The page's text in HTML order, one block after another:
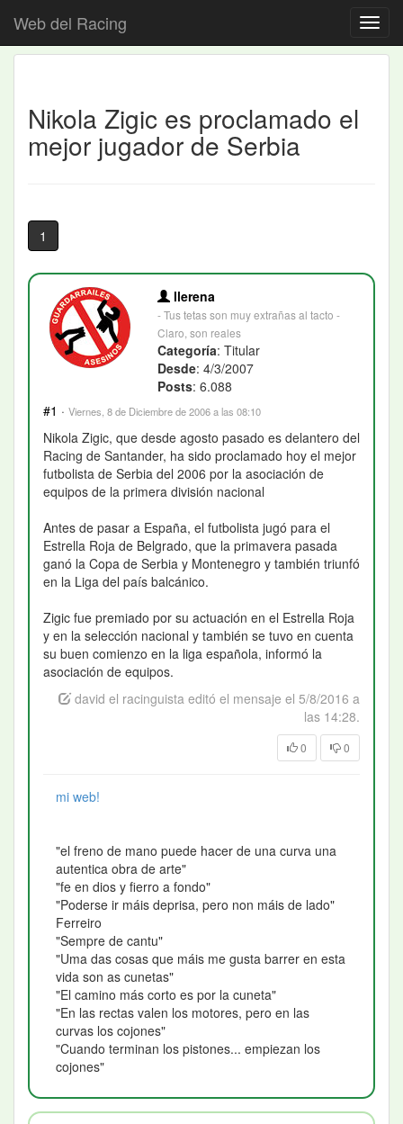
Web del Racing
Nikola Zigic es proclamado el
mejor jugador de Serbia
1
llerena
- Tus tetas son muy extrañas al tacto -
Claro, son reales
Categoría: Titular
Desde: 4/3/2007
Posts: 6.088
#1 · Viernes, 8 de Diciembre de 2006 a las 08:10
Nikola Zigic, que desde agosto pasado es delantero del
Racing de Santander, ha sido proclamado hoy el mejor
futbolista de Serbia del 2006 por la asociación de
equipos de la primera división nacional
Antes de pasar a España, el futbolista jugó para el
Estrella Roja de Belgrado, que la primavera pasada
ganó la Copa de Serbia y Montenegro y también triunfó
en la Liga del país balcánico.
Zigic fue premiado por su actuación en el Estrella Roja
y en la selección nacional y también se tuvo en cuenta
su buen comienzo en la liga española, informó la
asociación de equipos.
david el racinguista editó el mensaje el 5/8/2016 a
las 14:28.
0 0
mi web!
"el freno de mano puede hacer de una curva una
autentica obra de arte"
"fe en dios y fierro a fondo"
"Poderse ir máis deprisa, pero non máis de lado"
Ferreiro
"Sempre de cantu"
"Uma das cosas que máis me gusta barrer en esta
vida son as cunetas"
"El camino más corto es por la cuneta"
"En las rectas valen los motores, pero en las
curvas los cojones"
"Cuando terminan los pistones... empiezan los
cojones"